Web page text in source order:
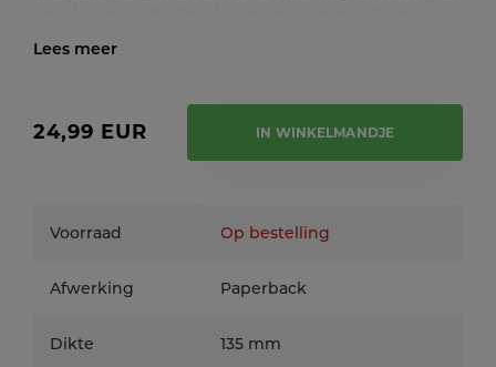
Pastoor Paling. In deze brief wordt haar
een vreselijke misstap begaan, en daar wil ze
voor boeten. Niemand kan haar van dit plan
24,99 EUR IN WINKELMANDJE
Voorraad Op bestelling
Afwerking Paperback
Dikte 135 mm